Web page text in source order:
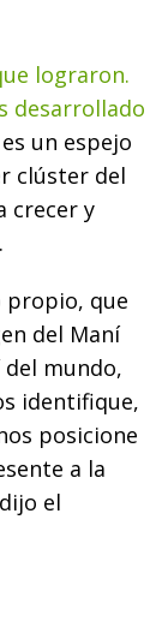
lograron.
desarrollado
un espejo
clúster del
crecer y
propio, que
del Maní
del mundo,
identifique,
posicione
a la
el